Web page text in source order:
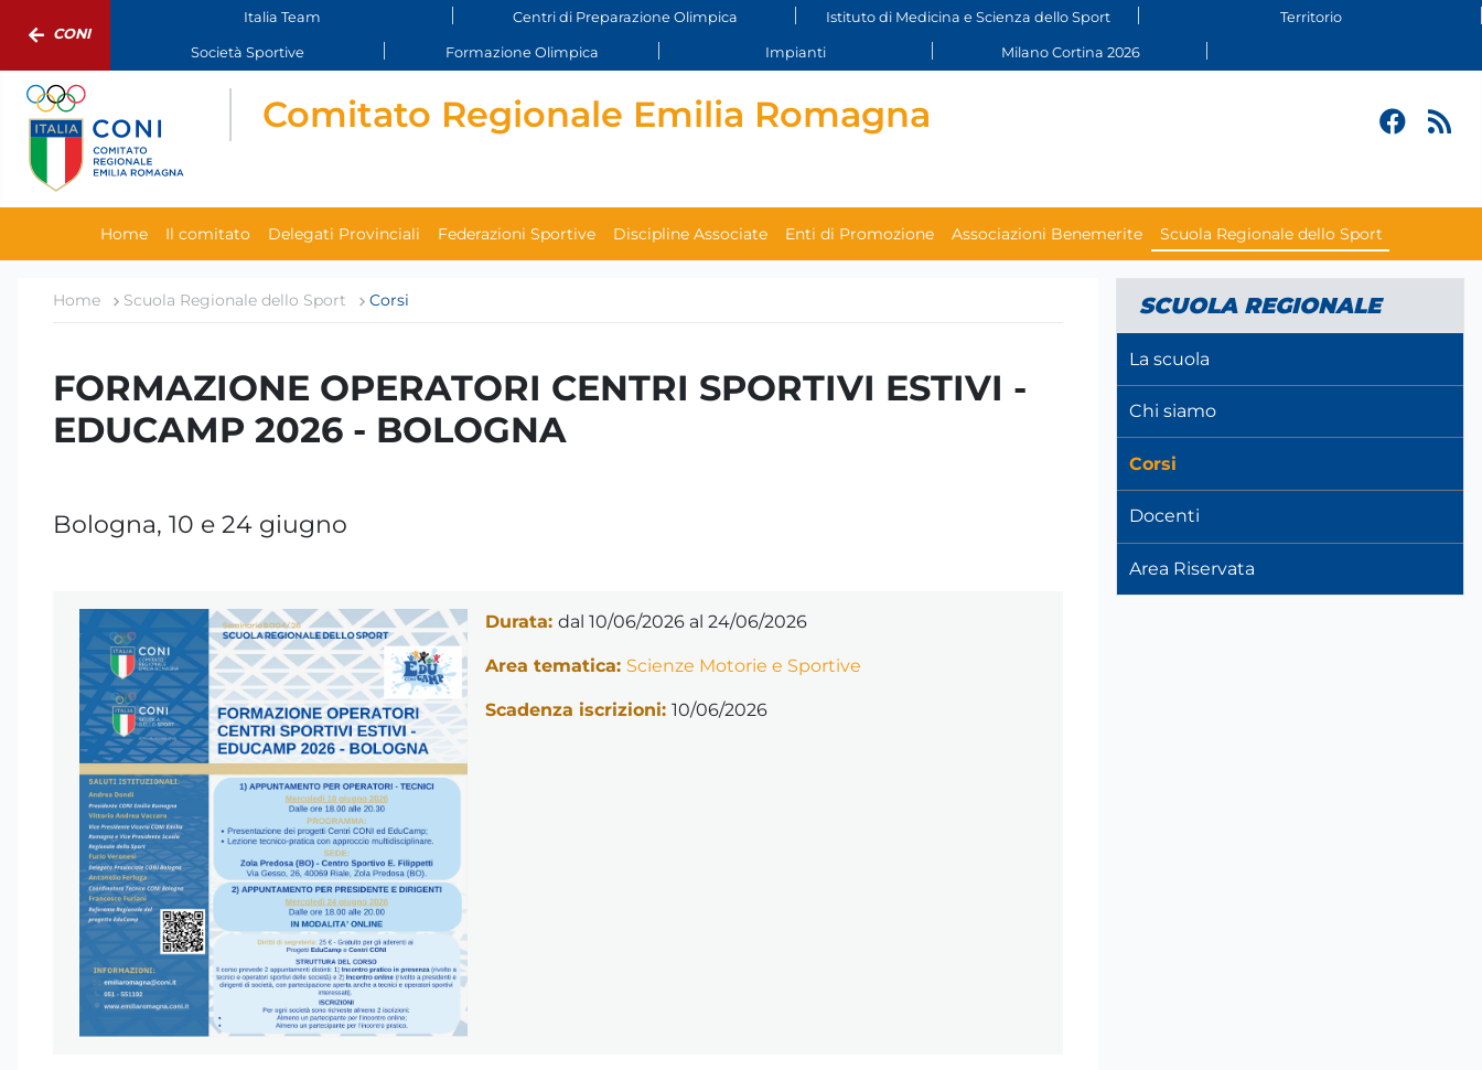
CONI
Italia Team Centri di Preparazione Olimpica Istituto di Medicina e Scienza dello Sport Territorio
Società Sportive Formazione Olimpica Impianti Milano Cortina 2026
Comitato Regionale Emilia Romagna
Home Il comitato Delegati Provinciali Federazioni Sportive Discipline Associate Enti di Promozione Associazioni Benemerite Scuola Regionale dello Sport
Home Scuola Regionale dello Sport Corsi
FORMAZIONE OPERATORI CENTRI SPORTIVI ESTIVI -
EDUCAMP 2026 - BOLOGNA
Bologna, 10 e 24 giugno
Durata:dal 10/06/2026 al 24/06/2026
Area tematica: Scienze Motorie e Sportive
Scadenza iscrizioni:10/06/2026
SCUOLA REGIONALE
La scuola
Chi siamo
Corsi
Docenti
Area Riservata